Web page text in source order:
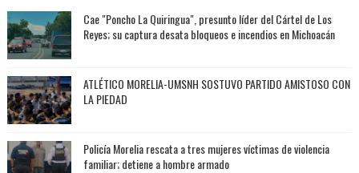
Cae "Poncho La Quiringua", presunto líder del Cártel de Los
Reyes; su captura desata bloqueos e incendios en Michoacán
ATLÉTICO MORELIA-UMSNH SOSTUVO PARTIDO AMISTOSO CON
LA PIEDAD
Policía Morelia rescata a tres mujeres víctimas de violencia
familiar; detiene a hombre armado